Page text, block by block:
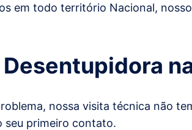
em todo território Nacional,
nossa visita técnica não
seu primeiro contato.